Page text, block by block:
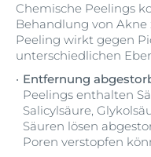
Chemische Peelings
Behandlung von Akne
Peeling wirkt gegen
unterschiedlichen
Entfernung
Peelings enthalten
Salicylsäure,
Säuren lösen
Poren verstopfen